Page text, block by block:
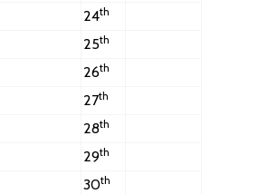
24th
25th
26th
27th
28th
29th
30th